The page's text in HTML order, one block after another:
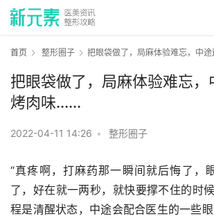
首页 整形圈子 把眼袋做了，局麻体验难忘，中
把眼袋做了，局麻体验难忘，
烤肉味......
2022-04-11 14:26 • 整形圈子
“真疼啊，打麻药那一瞬间就后悔了，
了，好在就一两秒，就快要撑不住的时
程是清醒状态，中途会配合医生的一些